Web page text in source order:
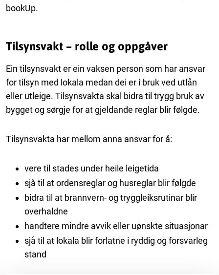
bookUp.
Tilsynsvakt – rolle og oppgåver
Ein tilsynsvakt er ein vaksen person som har ansvar
for tilsyn med lokala medan dei er i bruk ved utlån
eller utleige. Tilsynsvakta skal bidra til trygg bruk av
bygget og sørgje for at gjeldande reglar blir følgde.
Tilsynsvakta har mellom anna ansvar for å:
vere til stades under heile leigetida
sjå til at ordensreglar og husreglar blir følgde
bidra til at brannvern- og tryggleiksrutinar blir
overhaldne
handtere mindre avvik eller uønskte situasjonar
sjå til at lokala blir forlatne i ryddig og forsvarleg
stand